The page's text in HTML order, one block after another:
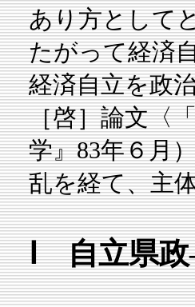
あり方として
たがって経済
経済自立を政
［啓］論文〈
学』83年６月
乱を経て、主
Ⅰ 自立県